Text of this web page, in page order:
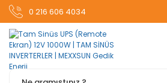
0 216 606 4034